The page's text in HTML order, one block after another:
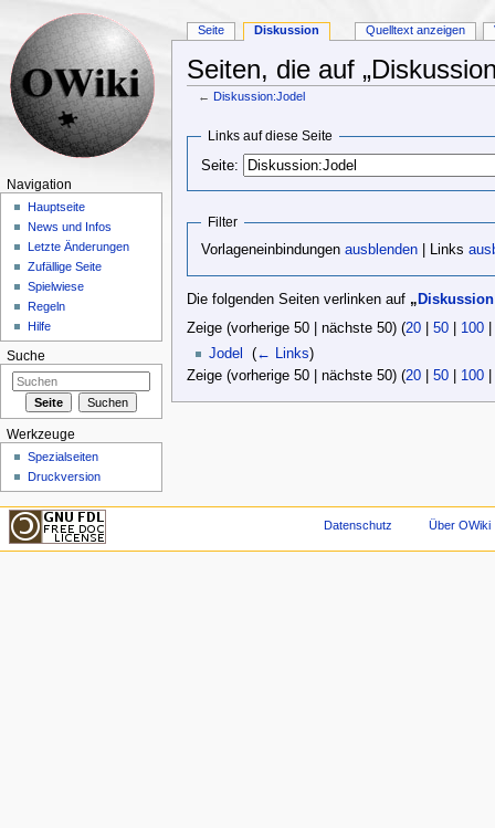
Seiten, die auf
← Diskussion:Jodel
Links auf diese Seite
Seite:
Filter
Vorlageneinbindungenausblenden | Links
Die folgenden Seiten verlinken auf „
Zeige (vorherige 50 | nächste 50) (20| 50| 100|
Jodel
(← Links)
Zeige (vorherige 50 | nächste 50) (20| 50| 100|
Seite Diskussion Quelltext anzeigen
Navigation
Hauptseite
News und Infos
Letzte Änderungen
Zufällige Seite
Spielwiese
Regeln
Hilfe
Suche
Werkzeuge
Spezialseiten
Druckversion
Datenschutz Über OWiki